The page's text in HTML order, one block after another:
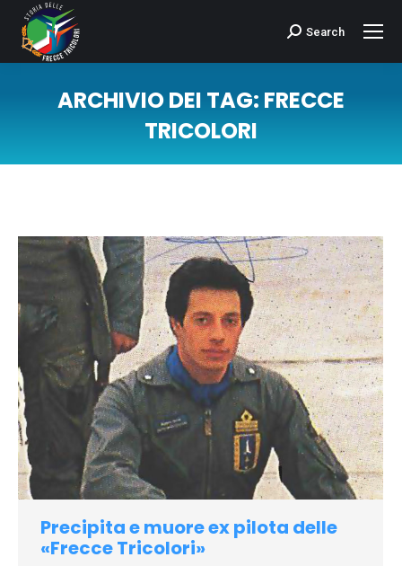
Cerca:Search
ARCHIVIO DEI TAG: FRECCE
TRICOLORI
Precipita e muore ex pilota delle
«Frecce Tricolori»